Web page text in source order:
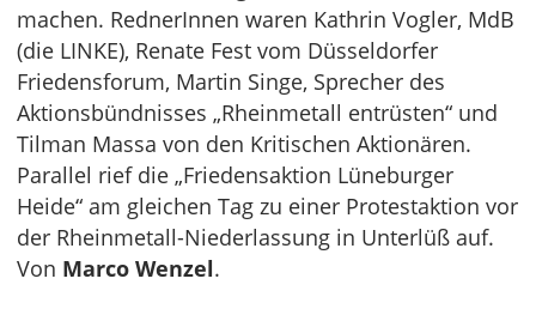
machen. RednerInnen waren Kathrin Vogler, MdB
(die LINKE), Renate Fest vom Düsseldorfer
Friedensforum, Martin Singe, Sprecher des
Aktionsbündnisses „Rheinmetall entrüsten“ und
Tilman Massa von den Kritischen Aktionären.
Parallel rief die „Friedensaktion Lüneburger
Heide“ am gleichen Tag zu einer Protestaktion vor
der Rheinmetall-Niederlassung in Unterlüß auf.
Von Marco Wenzel.